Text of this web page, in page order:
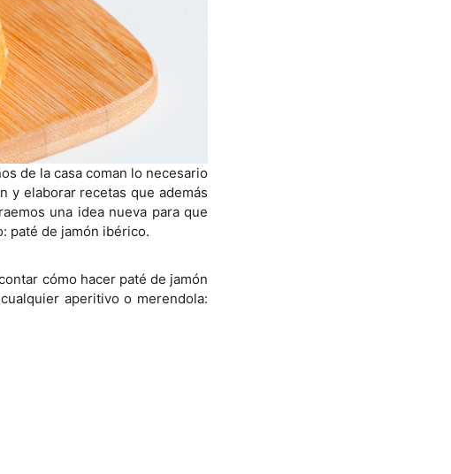
de la casa coman lo necesario
y elaborar recetas que además
una idea nueva para que
paté de jamón ibérico.
cómo hacer paté de jamón
aperitivo o merendola: